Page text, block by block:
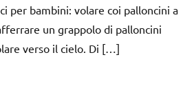
per bambini: volare coi palloncini a
un grappolo di palloncini
verso il cielo. Di […]